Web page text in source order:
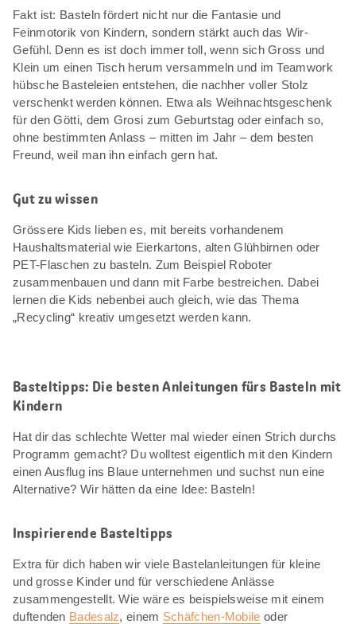
Fakt ist: Basteln fördert nicht nur die Fantasie und
Feinmotorik von Kindern, sondern stärkt auch das Wir-
Gefühl. Denn es ist doch immer toll, wenn sich Gross und
Klein um einen Tisch herum versammeln und im Teamwork
hübsche Basteleien entstehen, die nachher voller Stolz
verschenkt werden können. Etwa als Weihnachtsgeschenk
für den Götti, dem Grosi zum Geburtstag oder einfach so,
ohne bestimmten Anlass – mitten im Jahr – dem besten
Freund, weil man ihn einfach gern hat.
Gut zu wissen
Grössere Kids lieben es, mit bereits vorhandenem
Haushaltsmaterial wie Eierkartons, alten Glühbirnen oder
PET-Flaschen zu basteln. Zum Beispiel Roboter
zusammenbauen und dann mit Farbe bestreichen. Dabei
lernen die Kids nebenbei auch gleich, wie das Thema
„Recycling“ kreativ umgesetzt werden kann.
Basteltipps: Die besten Anleitungen fürs Basteln mit
Kindern
Hat dir das schlechte Wetter mal wieder einen Strich durchs
Programm gemacht? Du wolltest eigentlich mit den Kindern
einen Ausflug ins Blaue unternehmen und suchst nun eine
Alternative? Wir hätten da eine Idee: Basteln!
Inspirierende Basteltipps
Extra für dich haben wir viele Bastelanleitungen für kleine
und grosse Kinder und für verschiedene Anlässe
zusammengestellt. Wie wäre es beispielsweise mit einem
duftenden Badesalz, einem Schäfchen-Mobile oder